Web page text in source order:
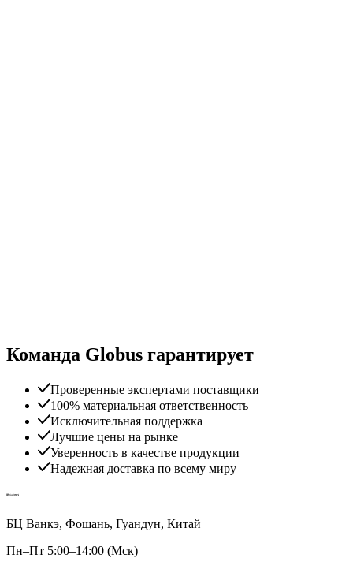
Команда Globus гарантирует
Проверенные экспертами поставщики
100% материальная ответственность
Исключительная поддержка
Лучшие цены на рынке
Уверенность в качестве продукции
Надежная доставка по всему миру
БЦ Ванкэ, Фошань, Гуандун, Китай
Пн–Пт 5:00–14:00 (Мск)